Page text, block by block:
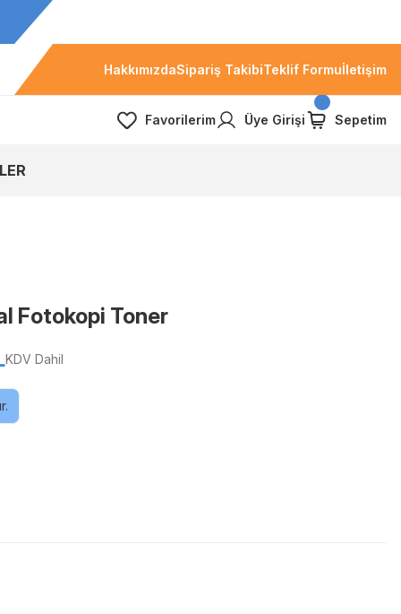
HakkımızdaSipariş TakibiTeklif Formuİletişim
Favorilerim Üye Girişi Sepetim
Fotokopi Toner
KDV Dahil